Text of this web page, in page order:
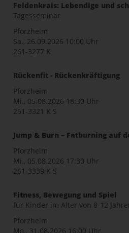
Feldenkrais: Lebendige und
Tagesseminar
Pforzheim
Sa., 26.09.2026 10:00 Uhr
261-3277 K
Rückenfit - Rückenkräftigung
Pforzheim
Mi., 05.08.2026 18:30 Uhr
261-3321 K S
Jump & Burn – Fatburning auf
Pforzheim
Mi., 05.08.2026 17:30 Uhr
261-3339 K S
Fitness, Bewegung und Spiel
für Kinder im Alter von 8-12
Pforzheim
Mo., 31.08.2026 16:00 Uhr